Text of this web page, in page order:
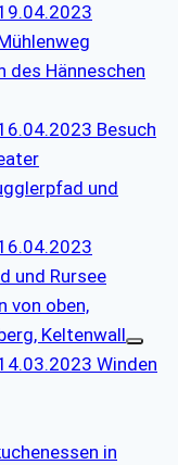
des Hänneschen
Besuch
und
und Rursee
von oben,
Keltenwall
Winden
in